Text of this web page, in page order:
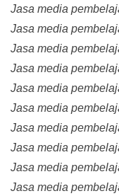
Jasa media
Jasa media
Jasa media
Jasa media
Jasa media
Jasa media
Jasa media
Jasa media
Jasa media
Jasa media